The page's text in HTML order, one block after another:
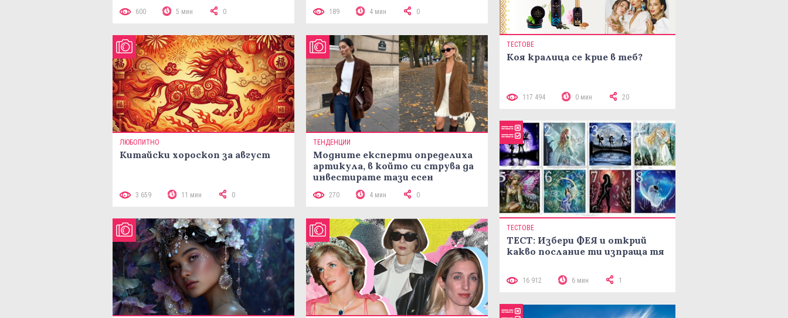
600 5 мин 0 189 4 мин 0
ЛЮБОПИТНО
Китайски хороскоп за август
3 659 11 мин 0
ТЕНДЕНЦИИ
Модните експерти определиха
артикула, в който си струва да
инвестирате тази есен
270 4 мин 0
ТЕСТОВЕ
Коя кралица се крие в теб?
117 494 0 мин 20
ТЕСТОВЕ
ТЕСТ: Избери ФЕЯ и открий
какво послание ти изпраща тя
16 912 6 мин 1